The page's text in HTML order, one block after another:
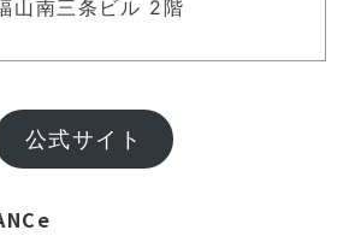
山南三条ビル 2階
公式サイト